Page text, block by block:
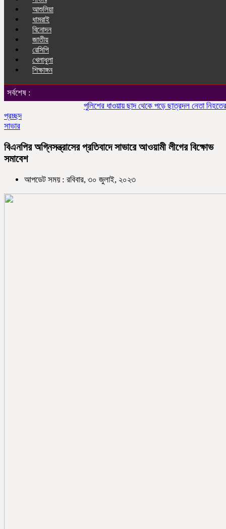
আশুলিয়া
ধামরাই
বিনোদন
জাতীয়
রেসিপি
খেলাধুলা
শিক্ষাঙ্গন
সর্বশেষ :
পুলিশের ধাওয়ায় ছাদ থেকে পড়ে ছাত্রদল নেতা নিহতের
প্রচ্ছদ
সাভার
বিএনপির অগ্নিসন্ত্রাসের প্রতিবাদে সাভারে আওয়ামী লীগের বিক্ষোভ
সমাবেশ
আপডেট সময় : রবিবার, ৩০ জুলাই, ২০২৩